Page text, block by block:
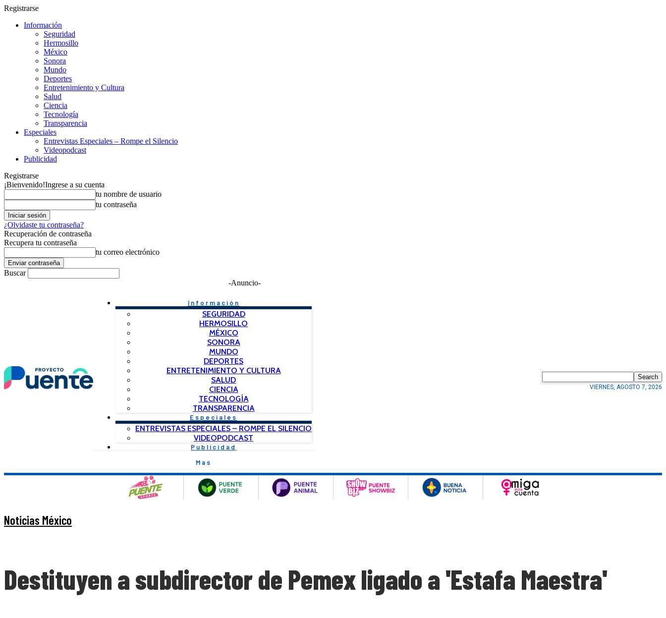
Registrarse
Información
Seguridad
Hermosillo
México
Sonora
Mundo
Deportes
Entretenimiento y Cultura
Salud
Ciencia
Tecnología
Transparencia
Especiales
Entrevistas Especiales – Rompe el Silencio
Videopodcast
Publicidad
Registrarse
¡Bienvenido!Ingrese a su cuenta
tu nombre de usuario
tu contraseña
¿Olvidaste tu contraseña?
Recuperación de contraseña
Recupera tu contraseña
tu correo electrónico
Buscar
-Anuncio-
Información
SEGURIDAD
HERMOSILLO
MÉXICO
SONORA
MUNDO
DEPORTES
ENTRETENIMIENTO Y CULTURA
SALUD
CIENCIA
TECNOLOGÍA
TRANSPARENCIA
Especiales
ENTREVISTAS ESPECIALES – ROMPE EL SILENCIO
VIDEOPODCAST
Publicidad
Mas
Search
VIERNES, AGOSTO 7, 2026
Noticias México
Destituyen a subdirector de Pemex ligado a 'Estafa Maestra'